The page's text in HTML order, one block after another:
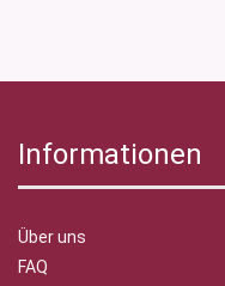
Informationen
Über uns
FAQ